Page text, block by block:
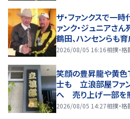
ザ・ファンクスで一
ァンク・ジュニアさ
鶴田、ハンセンらも
2026/08/05 16:16相撲・格
笑顔の豊昇龍や黄色
士も 立浪部屋ファ
へ 売り上げ一部を
2026/08/05 14:27相撲・格